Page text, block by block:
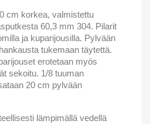
cm korkea, valmistettu
60,3 mm 304. Pilarit
ja kuparijousilla. Pylvään
tukemaan täytettä.
erotetaan myös
sekoitu. 1/8 tuuman
20 cm pylvään
lämpimällä vedellä